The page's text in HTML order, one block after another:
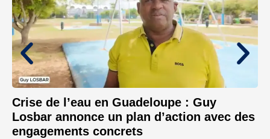
Crise de l’eau en Guadeloupe : Guy
Losbar annonce un plan d’action avec des
engagements concrets